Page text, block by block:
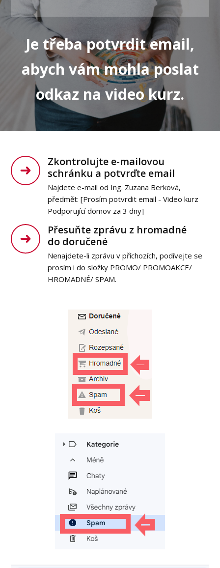
Je třeba potvrdit email,
abych vám mohla poslat
odkaz na video kurz.
Zkontrolujte e-mailovou
schránku a potvrďte email
Najdete e-mail od Ing. Zuzana Berková,
předmět: [Prosím potvrdit email - Video kurz
Podporující domov za 3 dny]
Přesuňte zprávu z hromadné
do doručené
Nenajdete-li zprávu v příchozích, podívejte se
prosím i do složky PROMO/ PROMOAKCE/
HROMADNÉ/ SPAM.